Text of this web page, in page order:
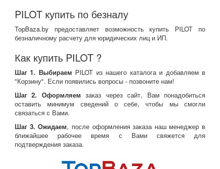
PILOT купить по безналу
TopBaza.by предоставляет возможность купить PILOT по
безналичному расчету для юридических лиц и ИП.
Как купить PILOT ?
Шаг 1. Выбираем PILOT из нашего каталога и добавляем в
"Корзину". Если появились вопросы - позвоните нам!
Шаг 2. Оформляем заказ через сайт, Вам понадобиться
оставить минимум сведений о себе, чтобы мы смогли
связаться с Вами.
Шаг 3. Ожидаем, после оформления заказа наш менеджер в
ближайшее рабочее время с Вами свяжется для
подтверждения заказа.